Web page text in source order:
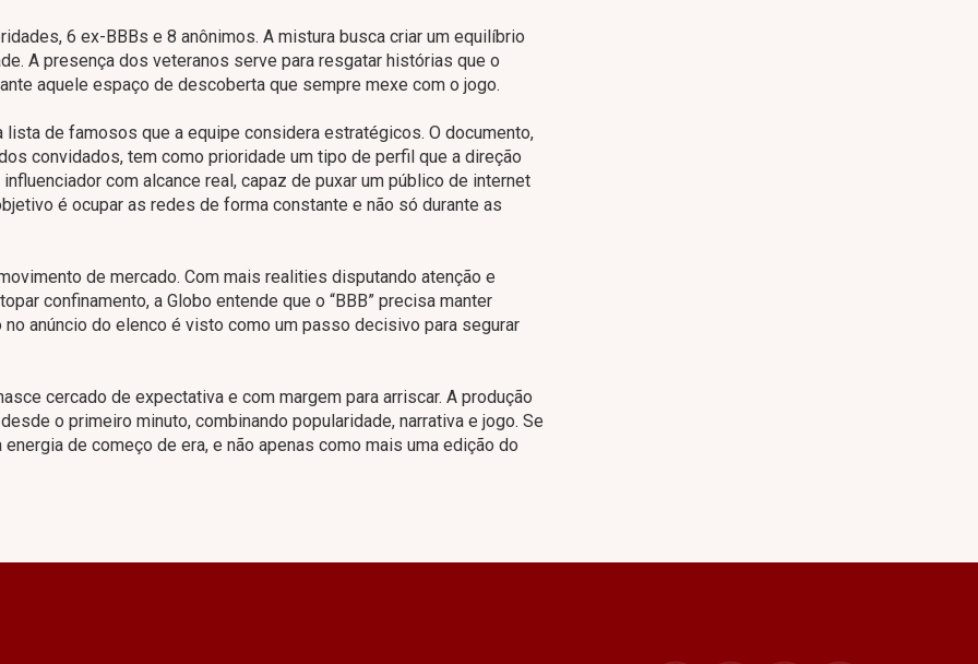
6 ex-BBBs e 8 anônimos. A mistura busca criar um equilíbrio
A presença dos veteranos serve para resgatar histórias que o
aquele espaço de descoberta que sempre mexe com o jogo.
lista de famosos que a equipe considera estratégicos. O documento,
convidados, tem como prioridade um tipo de perfil que a direção
com alcance real, capaz de puxar um público de internet
é ocupar as redes de forma constante e não só durante as
de mercado. Com mais realities disputando atenção e
confinamento, a Globo entende que o “BBB” precisa manter
anúncio do elenco é visto como um passo decisivo para segurar
cercado de expectativa e com margem para arriscar. A produção
o primeiro minuto, combinando popularidade, narrativa e jogo. Se
de começo de era, e não apenas como mais uma edição do